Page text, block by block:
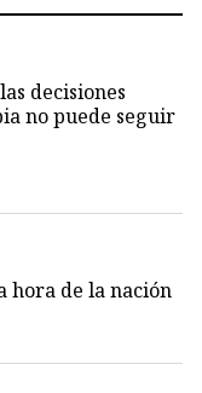
decisiones
no puede seguir
hora de la nación